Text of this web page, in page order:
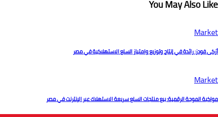
You May Also Like
Market
أزكى فودز: رائدة في إنتاج وتوزيع وامتياز السلع الاستهلاكية في مصر
Market
مواكبة الموجة الرقمية: بيع منتجات السلع سريعة الاستهلاك عبر الإنترنت في مصر